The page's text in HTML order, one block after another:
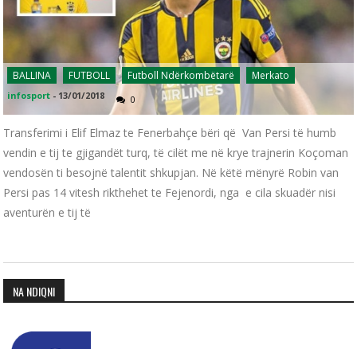
BALLINA FUTBOLL Futboll Ndërkombëtarë Merkato
infosport - 13/01/2018 0
Transferimi i Elif Elmaz te Fenerbahçe bëri që Van Persi të humb
vendin e tij te gjigandët turq, të cilët me në krye trajnerin Koçoman
vendosën ti besojnë talentit shkupjan. Në këtë mënyrë Robin van
Persi pas 14 vitesh rikthehet te Fejenordi, nga e cila skuadër nisi
aventurën e tij të
NA NDIQNI